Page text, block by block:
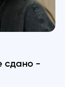
сдано -